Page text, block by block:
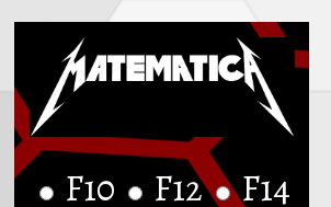
F10 F12
F14